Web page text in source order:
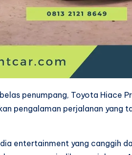
penumpang, Toyota Hiace
pengalaman perjalanan yang
entertainment yang canggih